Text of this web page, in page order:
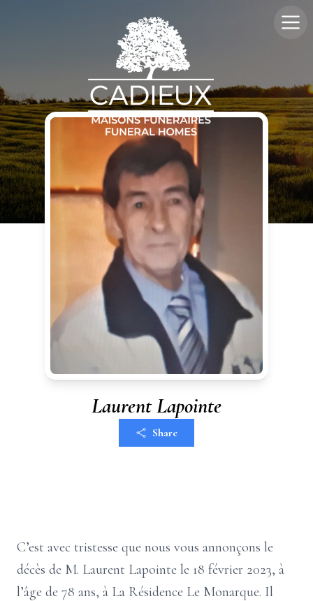
Laurent Lapointe
Share
C’est avec tristesse que nous vous annonçons le
décès de M. Laurent Lapointe le 18 février 2023, à
l’âge de 78 ans, à La Résidence Le Monarque. Il